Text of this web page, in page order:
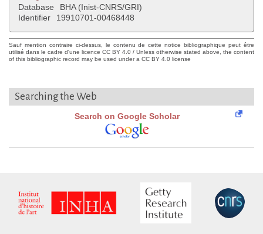
Database
BHA (Inist-CNRS/GRI)
Identifier
19910701-00468448
Sauf mention contraire ci-dessus, le contenu de cette notice bibliographique peut être
utilisé dans le cadre d'une licence CC BY 4.0 / Unless otherwise stated above, the content
of this bibliographic record may be used under a CC BY 4.0 license
Searching the Web
Search on Google Scholar